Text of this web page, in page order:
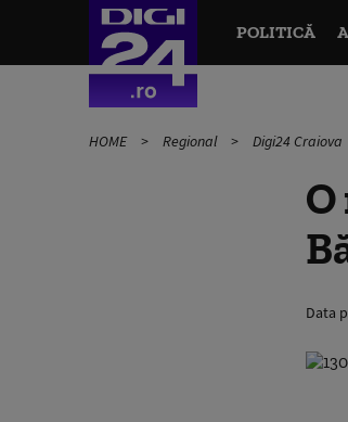
POLITICĂ
HOME Regional Digi24 Craiova
Data